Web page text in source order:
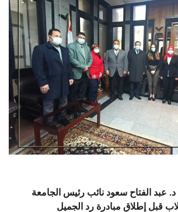
د. عبد الفتاح سعود نائب رئيس الجامعة
قبل إطلاق مبادرة رد الجميل